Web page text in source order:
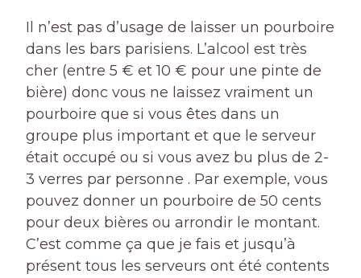
Il n’est pas d’usage de laisser un pourboire
dans les bars parisiens. L’alcool est très
cher (entre 5 € et 10 € pour une pinte de
bière) donc vous ne laissez vraiment un
pourboire que si vous êtes dans un
groupe plus important et que le serveur
était occupé ou si vous avez bu plus de 2-
3 verres par personne . Par exemple, vous
pouvez donner un pourboire de 50 cents
pour deux bières ou arrondir le montant.
C’est comme ça que je fais et jusqu’à
présent tous les serveurs ont été contents